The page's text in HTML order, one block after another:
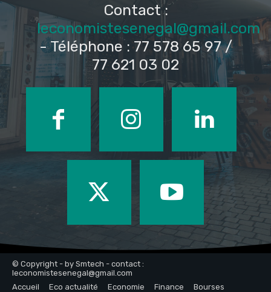
Contact :
leconomistesenegal@gmail.com
- Téléphone : 77 578 65 97 /
77 621 03 02
© Copyright - by Smtech - contact :
leconomistesenegal@gmail.com
Accueil
Eco actualité Economie Finance
Bourses